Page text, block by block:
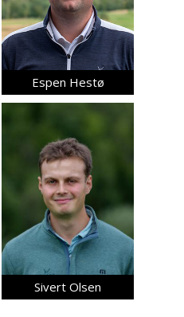
Espen Hestø
Sivert Olsen